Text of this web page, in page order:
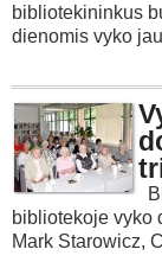
bibliotekininkus
dienomis vyko
bibliotekoje vyko
Mark Starowicz,